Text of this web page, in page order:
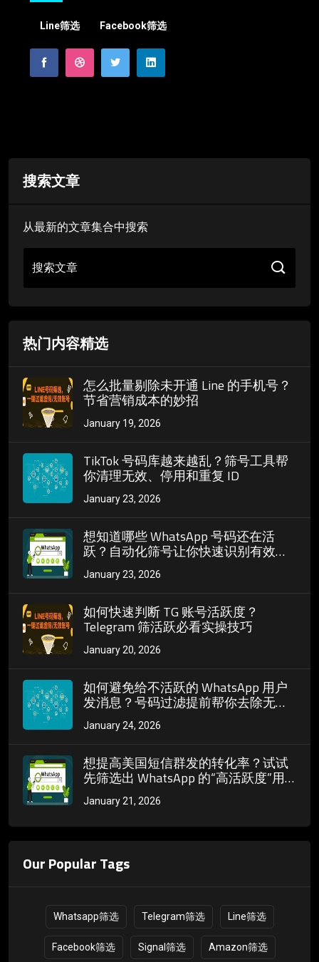
Line筛选 Facebook筛选
搜索文章
从最新的文章集合中搜索
搜索文章
热门内容精选
怎么批量剔除未开通 Line 的手机号？
节省营销成本的妙招
January 19, 2026
TikTok 号码库越来越乱？筛号工具帮
你清理无效、停用和重复 ID
January 23, 2026
想知道哪些 WhatsApp 号码还在活
跃？自动化筛号让你快速识别有效用
户
January 23, 2026
如何快速判断 TG 账号活跃度？
Telegram 筛活跃必看实操技巧
January 20, 2026
如何避免给不活跃的 WhatsApp 用户
发消息？号码过滤提前帮你去除无效
号码
January 24, 2026
想提高美国短信群发的转化率？试试
先筛选出 WhatsApp 的“高活跃度”用
户
January 21, 2026
Our Popular Tags
Whatsapp筛选 Telegram筛选 Line筛选
Facebook筛选 Signal筛选 Amazon筛选